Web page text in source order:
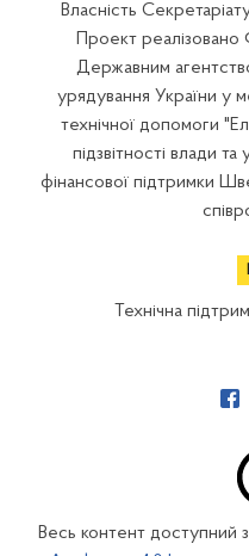
Власність
Проект
Державним
урядування України у
технічної допомоги
підзвітності влади
фінансової підтримки
Технічна
Весь контент доступний